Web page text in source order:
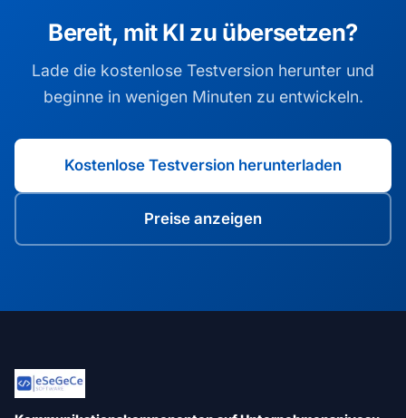
Bereit, mit KI zu übersetzen?
Lade die kostenlose Testversion herunter und
beginne in wenigen Minuten zu entwickeln.
Kostenlose Testversion herunterladen
Preise anzeigen